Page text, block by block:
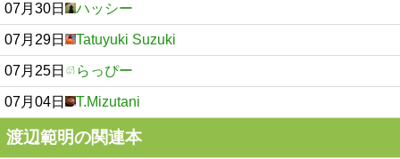
07月30日 ハッシー
07月29日 Tatuyuki Suzuki
07月25日 らっぴー
07月04日 T.Mizutani
渡辺範明の関連本